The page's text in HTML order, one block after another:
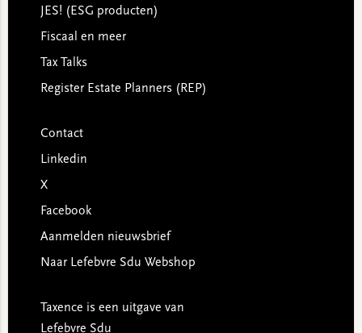
JES! (ESG producten)
Fiscaal en meer
Tax Talks
Register Estate Planners (REP)
Contact
Linkedin
X
Facebook
Aanmelden nieuwsbrief
Naar Lefebvre Sdu Webshop
Taxence is een uitgave van
Lefebvre Sdu